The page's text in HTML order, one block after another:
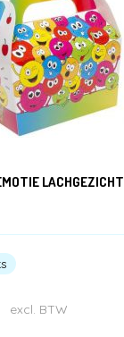
LACHGEZICHT
excl. BTW